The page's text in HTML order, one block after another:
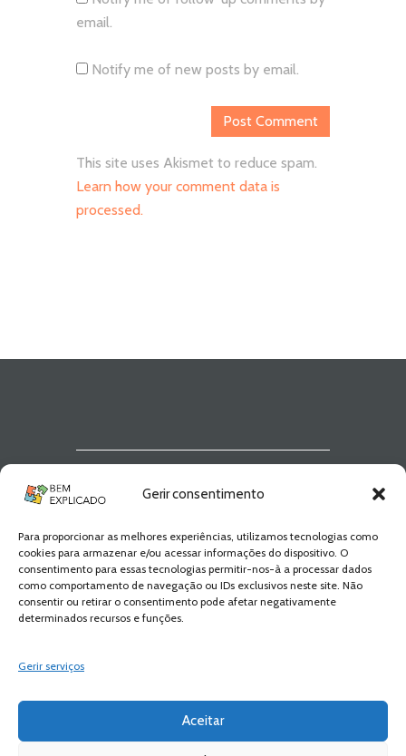
Gerir consentimento
Para proporcionar as melhores experiências, utilizamos tecnologias como
cookies para armazenar e/ou acessar informações do dispositivo. O
consentimento para essas tecnologias permitir-nos-à a processar dados
como comportamento de navegação ou IDs exclusivos neste site. Não
consentir ou retirar o consentimento pode afetar negativamente
determinados recursos e funções.
Gerir serviços
Aceitar
email.
Notify me of new posts by email.
This site uses Akismet to reduce spam.
Learn how your comment data is
processed.
Explicado
Fica a par de todas as novidades! Zero
Spam, apenas novidades e novos
conteúdos!